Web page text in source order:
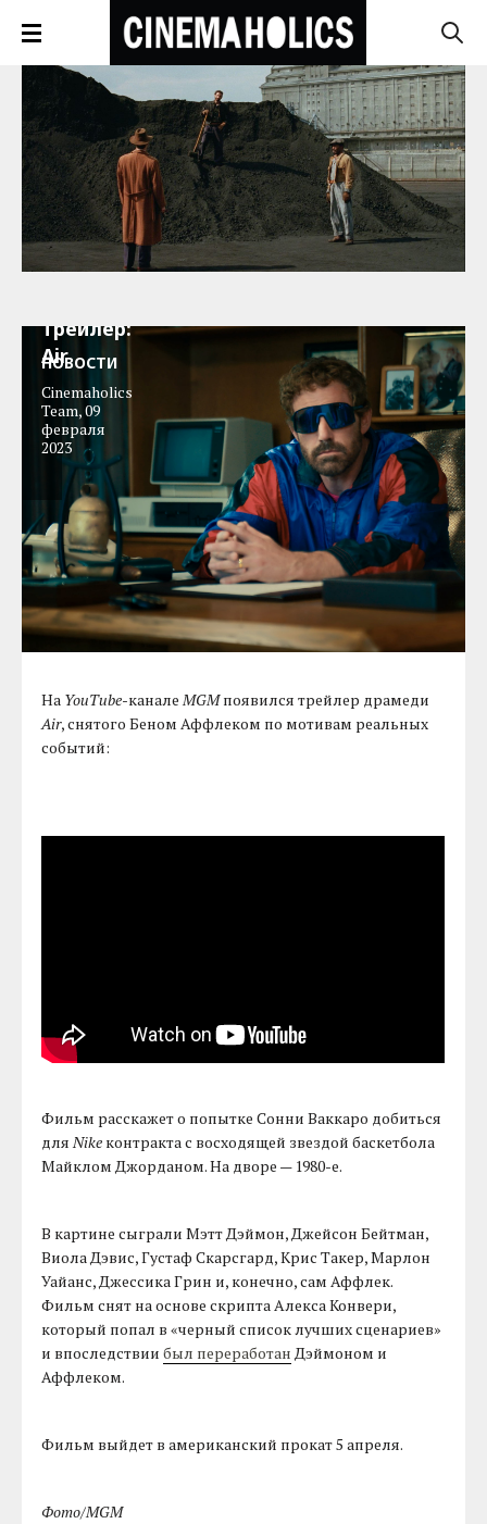
Трейлер:
Air
Cinemaholics
Team,09
февраля
2023
НОВОСТИ
На YouTube-каналеMGMпоявился трейлер драмеди
Air, снятого Беном Аффлеком по мотивам реальных
событий:
Фильм расскажет о попытке Сонни Ваккаро добиться
дляNike контракта с восходящей звездой баскетбола
Майклом Джорданом. На дворе — 1980-е.
В картине сыграли Мэтт Дэймон, Джейсон Бейтман,
Виола Дэвис, Густаф Скарсгард, Крис Такер, Марлон
Уайанс, Джессика Грин и, конечно, сам Аффлек.
Фильм снят на основе скрипта Алекса Конвери,
который попал в «черный список лучших сценариев»
и впоследствиибыл переработанДэймоном и
Аффлеком.
Фильм выйдет в американский прокат 5 апреля.
Фото/MGM